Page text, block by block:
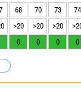
68 70 73
74
>20 >20 >20
0 0 0 0